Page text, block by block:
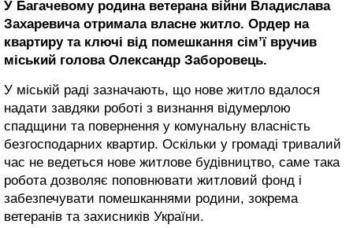
У Багачевому родина ветерана війни Владислава
Захаревича отримала власне житло. Ордер на
квартиру та ключі від помешкання сім’ї вручив
міський голова Олександр Заборовець.
У міській раді зазначають, що нове житло вдалося
надати завдяки роботі з визнання відумерлою
спадщини та повернення у комунальну власність
безгосподарних квартир. Оскільки у громаді тривалий
час не ведеться нове житлове будівництво, саме така
робота дозволяє поповнювати житловий фонд і
забезпечувати помешканнями родини, зокрема
ветеранів та захисників України.